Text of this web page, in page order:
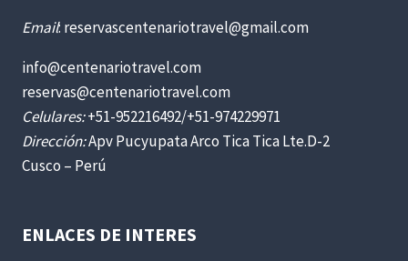
Email: reservascentenariotravel@gmail.com
info@centenariotravel.com
reservas@centenariotravel.com
Celulares:+51-952216492/+51-974229971
Dirección:Apv Pucyupata Arco Tica Tica Lte.D-2
Cusco – Perú
ENLACES DE INTERES